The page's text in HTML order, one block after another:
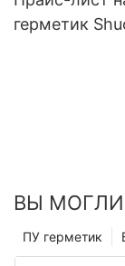
герметик
ВЫ
ПУ герметик